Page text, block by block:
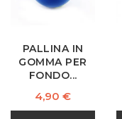
PALLINA IN
GOMMA PER
FONDO...
Prezzo
4,90 €